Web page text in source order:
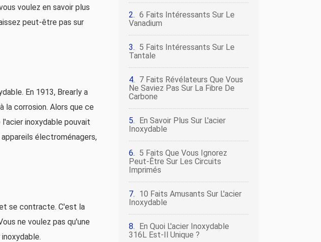
voulez en savoir plus
peut-être pas sur
En 1913, Brearly a
la corrosion. Alors que ce
inoxydable pouvait
électroménagers,
se contracte. C'est la
ne voulez pas qu'une
6 Faits Intéressants Sur Le
Vanadium
5 Faits Intéressants Sur Le
Tantale
7 Faits Révélateurs Que Vous
Ne Saviez Pas Sur La Fibre De
Carbone
En Savoir Plus Sur L'acier
Inoxydable
5 Faits Que Vous Ignorez
Peut-Être Sur Les Circuits
Imprimés
10 Faits Amusants Sur L'acier
Inoxydable
En Quoi L'acier Inoxydable
316L Est-Il Unique ?